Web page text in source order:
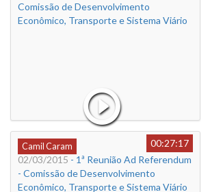
Comissão de Desenvolvimento
Econômico, Transporte e Sistema Viário
Camil Caram
00:27:17
02/03/2015 - 1ª Reunião Ad Referendum
- Comissão de Desenvolvimento
Econômico, Transporte e Sistema Viário